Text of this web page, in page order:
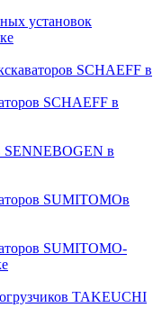
установок
SCHAEFF в
SCHAEFF в
SENNEBOGEN в
SUMITOMOв
SUMITOMO-
TAKEUCHI